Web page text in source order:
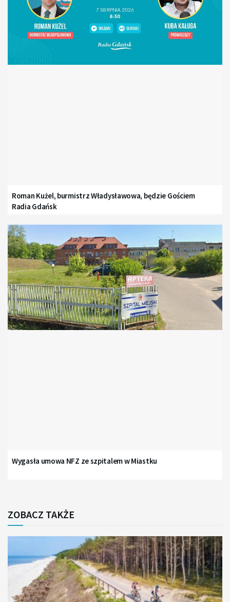
Roman Kużel, burmistrz Władysławowa, będzie Gościem
Radia Gdańsk
Wygasła umowa NFZ ze szpitalem w Miastku
ZOBACZ TAKŻE